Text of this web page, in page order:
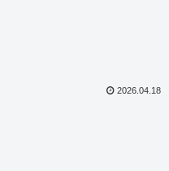
2026.04.18